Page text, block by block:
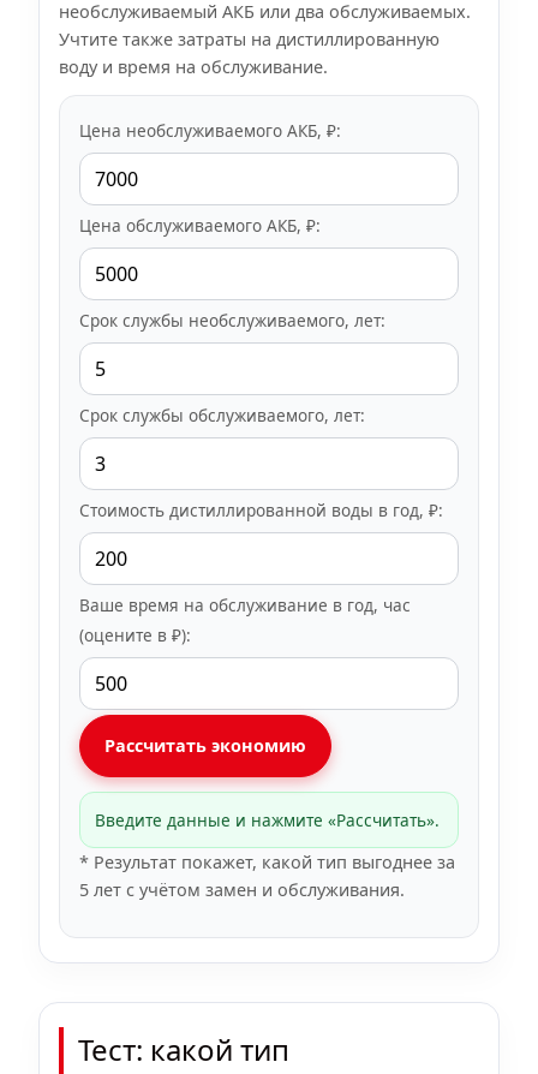
необслуживаемый АКБ или два обслуживаемых.
Учтите также затраты на дистиллированную
воду и время на обслуживание.
Цена необслуживаемого АКБ, ₽:
Цена обслуживаемого АКБ, ₽:
Срок службы необслуживаемого, лет:
Срок службы обслуживаемого, лет:
Стоимость дистиллированной воды в год, ₽:
Ваше время на обслуживание в год, час
(оцените в ₽):
Рассчитать экономию
Введите данные и нажмите «Рассчитать».
* Результат покажет, какой тип выгоднее за
5 лет с учётом замен и обслуживания.
Тест: какой тип